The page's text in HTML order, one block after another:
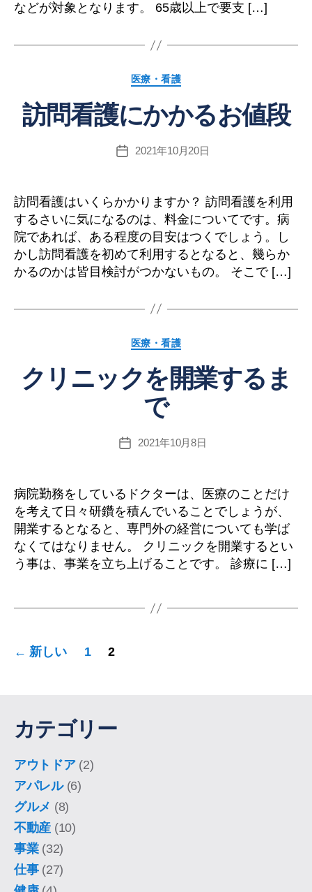
などが対象となります。 65歳以上で要支 […]
カ
ゴ
リ
医療・看護
訪問看護にかかるお値段
投
2021年10月20日
訪問看護はいくらかかりますか？ 訪問看護を利用
するさいに気になるのは、料金についてです。病
院であれば、ある程度の目安はつくでしょう。し
かし訪問看護を初めて利用するとなると、幾らか
かるのかは皆目検討がつかないもの。 そこで […]
カ
ゴ
リ
ー
医療・看護
クリニックを開業するま
で
投
2021年10月8日
病院勤務をしているドクターは、医療のことだけ
を考えて日々研鑽を積んでいることでしょうが、
開業するとなると、専門外の経営についても学ば
なくてはなりません。 クリニックを開業するとい
う事は、事業を立ち上げることです。 診療に […]
投
ペ
ー
ジ
送
り
← 新しい 1 2
カテゴリー
アウトドア(2)
アパレル(6)
グルメ (8)
不動産 (10)
事業(32)
仕事(27)